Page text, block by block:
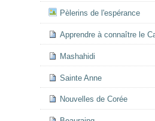
Pèlerins de l'espérance
Apprendre à connaître le
Mashahidi
Sainte Anne
Nouvelles de Corée